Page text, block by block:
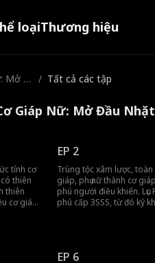
loạiThương hiệu
Mở Đ
/ Tất cả các tập
Giáp Nữ: Mở Đầu
tỉnh cơ
thiên
thiên
cơ giáp
EP 2
Trùng tộc xâm lược,
giáp, phụ nữ thành cơ
phú người điều khiển.
phú cấp 3SSS, từ đó ký
EP 6